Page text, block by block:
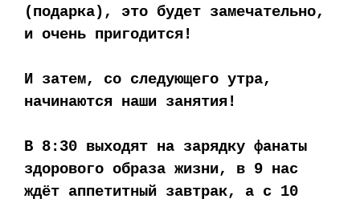
(подарка), это будет замечательно,
и очень пригодится!
И затем, со следующего утра,
начинаются наши занятия!
В 8:30 выходят на зарядку фанаты
здорового образа жизни, в 9 нас
ждёт аппетитный завтрак, а с 10